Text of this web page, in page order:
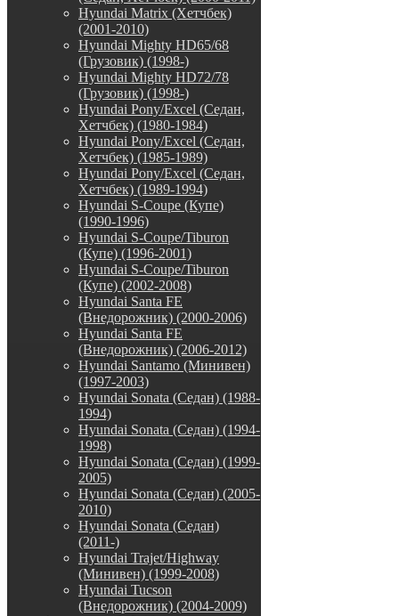
Hyundai Matrix (Хетчбек)
(2001-2010)
Hyundai Mighty HD65/68
(Грузовик) (1998-)
Hyundai Mighty HD72/78
(Грузовик) (1998-)
Hyundai Pony/Excel (Седан,
Хетчбек) (1980-1984)
Hyundai Pony/Excel (Седан,
Хетчбек) (1985-1989)
Hyundai Pony/Excel (Седан,
Хетчбек) (1989-1994)
Hyundai S-Coupe (Купе)
(1990-1996)
Hyundai S-Coupe/Tiburon
(Купе) (1996-2001)
Hyundai S-Coupe/Tiburon
(Купе) (2002-2008)
Hyundai Santa FE
(Внедорожник) (2000-2006)
Hyundai Santa FE
(Внедорожник) (2006-2012)
Hyundai Santamo (Минивен)
(1997-2003)
Hyundai Sonata (Седан) (1988-
1994)
Hyundai Sonata (Седан) (1994-
1998)
Hyundai Sonata (Седан) (1999-
2005)
Hyundai Sonata (Седан) (2005-
2010)
Hyundai Sonata (Седан)
(2011-)
Hyundai Trajet/Highway
(Минивен) (1999-2008)
Hyundai Tucson
(Внедорожник) (2004-2009)